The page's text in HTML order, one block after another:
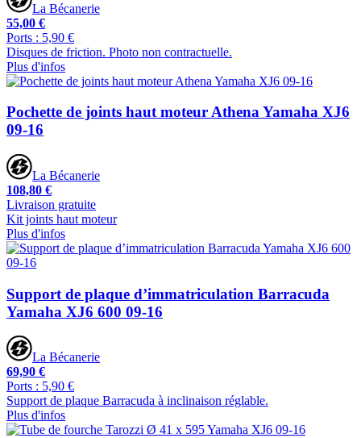
La Bécanerie
55,00 €
Ports : 5,90 €
Disques de friction. Photo non contractuelle.
Plus d'infos
Pochette de joints haut moteur Athena Yamaha XJ6
09-16
La Bécanerie
108,80 €
Livraison gratuite
Kit joints haut moteur
Plus d'infos
Support de plaque d’immatriculation Barracuda
Yamaha XJ6 600 09-16
La Bécanerie
69,90 €
Ports : 5,90 €
Support de plaque Barracuda à inclinaison réglable.
Plus d'infos